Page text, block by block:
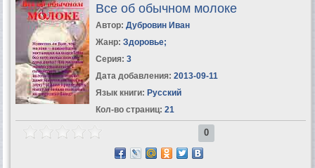
Все об обычном молоке
Автор: Дубровин Иван
Жанр: Здоровье;
Серия: 3
Дата добавления: 2013-09-11
Язык книги: Русский
Кол-во страниц: 21
0